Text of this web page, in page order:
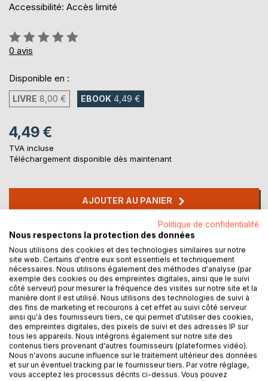
Accessibilité: Accès limité
Évaluation:
0%
0 avis
Disponible en :
LIVRE 8,00 € EBOOK 4,49 €
4,49 €
TVA incluse
Téléchargement disponible dès maintenant
AJOUTER AU PANIER
Ajouter à ma liste d'envies
Laisser un avis
DESCRIPTION
Jine, Zenda et Diyako, militant-es de la cause Kurde, sont
Politique de confidentialité
Nous respectons la protection des données
Nous utilisons des cookies et des technologies similaires sur notre
site web. Certains d'entre eux sont essentiels et techniquement
nécessaires. Nous utilisons également des méthodes d'analyse (par
exemple des cookies ou des empreintes digitales, ainsi que le suivi
côté serveur) pour mesurer la fréquence des visites sur notre site et la
manière dont il est utilisé. Nous utilisons des technologies de suivi à
des fins de marketing et recourons à cet effet au suivi côté serveur
ainsi qu'à des fournisseurs tiers, ce qui permet d'utiliser des cookies,
des empreintes digitales, des pixels de suivi et des adresses IP sur
tous les appareils. Nous intégrons également sur notre site des
contenus tiers provenant d'autres fournisseurs (plateformes vidéo).
Nous n'avons aucune influence sur le traitement ultérieur des données
et sur un éventuel tracking par le fournisseur tiers. Par votre réglage,
vous acceptez les processus décrits ci-dessus. Vous pouvez